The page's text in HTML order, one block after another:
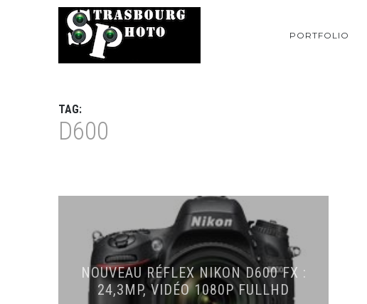
PORTFOLIO
TAG:
D600
NOUVEAU RÉFLEX NIKON D600 FX :
24,3MP, VIDÉO 1080P FULLHD